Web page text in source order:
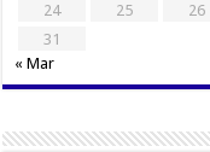
24
25 26
31
« Mar